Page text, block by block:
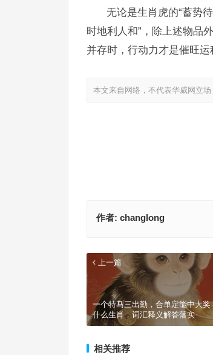
无论是生肖虎的“蓄势
时地利人和”，除上述物品
并存时，行动力才是催旺运
本文来自网络，不代表华威网立场
作者: changlong
上一篇
一个特马三出勤，合单定能中大
什么生肖，词汇释义解答落实
相关推荐